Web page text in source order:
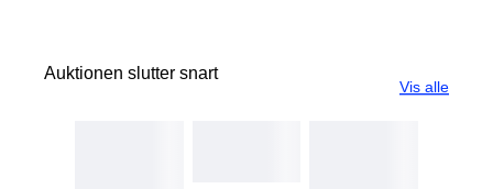
Auktionen slutter snart
Vis alle